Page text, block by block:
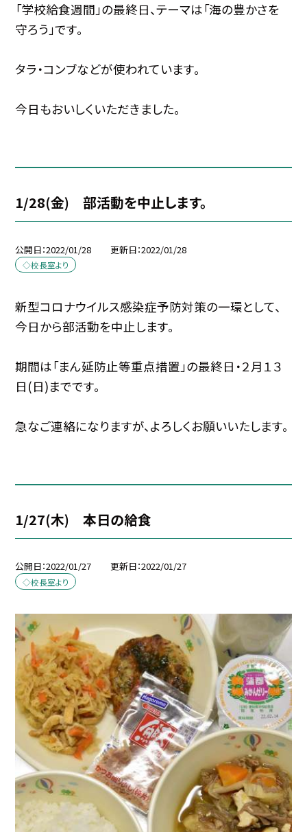
「学校給食週間」の最終日、テーマは「海の豊かさを
守ろう」です。
タラ・コンブなどが使われています。
今日もおいしくいただきました。
1/28(金) 部活動を中止します。
公開日 2022/01/28 更新日 2022/01/28
◇校長室より
新型コロナウイルス感染症予防対策の一環として、
今日から部活動を中止します。
期間は「まん延防止等重点措置」の最終日・２月１３
日(日)までです。
急なご連絡になりますが、よろしくお願いいたします。
1/27(木) 本日の給食
公開日 2022/01/27 更新日 2022/01/27
◇校長室より